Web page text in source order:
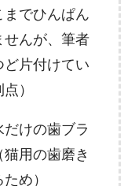
までひんぱん
せんが、筆者
片付けてい
）
けの歯ブラ
用の歯磨き
め）